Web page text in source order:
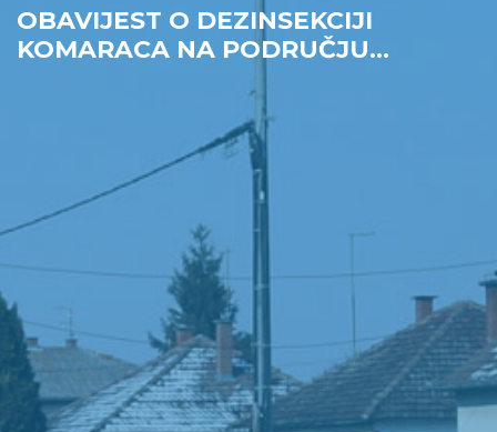
OBAVIJEST O DEZINSEKCIJI
KOMARACA NA PODRUČJU...